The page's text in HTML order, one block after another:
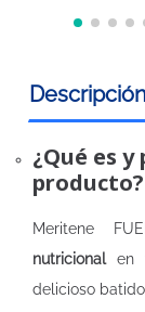
Descripción
¿Qué es
producto?
Meritene
nutricionalen
delicioso